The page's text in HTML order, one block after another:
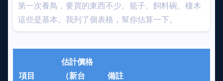
第一次養鳥，要買的東西不少。籠子、飼料碗、棲木
這些是基本。我列了個表格，幫你估算一下。
項目
估計價格
（新台
備註